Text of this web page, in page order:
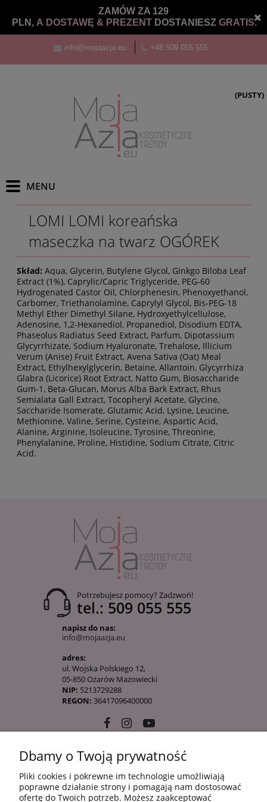
ZAMÓW ZA 129
PLN, A DOSTAWĘ & PREZENT DOSTANIESZ GRATIS.
info@mojaazja.eu +48 509 055 555
(PUSTY)
LOMI LOMI koreańska
maseczka na twarz OGÓREK
Skład: Aqua, Glycerin, Butylene Glycol, Ginkgo Biloba Leaf
Extract (1%), Caprylic/Capric Triglyceride, PEG-60
Hydrogenated Castor Oil, Chlorphenesin, Phenoxyethanol,
Carbomer, Triethanolamine, Caprylyl Glycol, Bis-PEG-18
Methyl Ether Dimethyl Silane, Hydroxyethylcellulose,
Adenosine, 1,2-Hexanediol, Propanediol, Disodium EDTA,
Phaseolus Radiatus Seed Extract, Parfum, Dipotassium
Glycyrrhizate, Sodium Hyaluronate, Trehalose, Illicium
Verum (Anise) Fruit Extract, Avena Sativa (Oat) Meal
Extract, Ethylhexylglycerin, Betaine, Allantoin, Glycyrrhiza
Glabra (Licorice) Root Extract, Natto Gum, Biosaccharide
Gum-1, Beta-Glucan, Morus Alba Bark Extract, Rhus
Semialata Gall Extract, Tocopheryl Acetate, Glycine,
Saccharide Isomerate, Glutamic Acid, Lysine, Leucine,
Methionine, Valine, Serine, Cysteine, Aspartic Acid,
Alanine, Arginine, Isoleucine, Tyrosine, Threonine,
Phenylalanine, Proline, Histidine, Sodium Citrate, Citric
Acid.
Potrzebujesz pomocy? Zadzwoń!
tel.: 509 055 555
napisz do nas:
info@mojaazja.eu
adres:
ul. Wojska Polskiego 12,
05-850 Ożarów Mazowiecki
NIP: 5213729288
REGON: 36417096400000
10 KROKÓW KOREAŃSKIEJ PIELĘGANCJI
Dbamy o Twoją prywatność
Pliki cookies i pokrewne im technologie umożliwiają
poprawne działanie strony i pomagają nam dostosować
ofertę do Twoich potrzeb. Możesz zaakceptować